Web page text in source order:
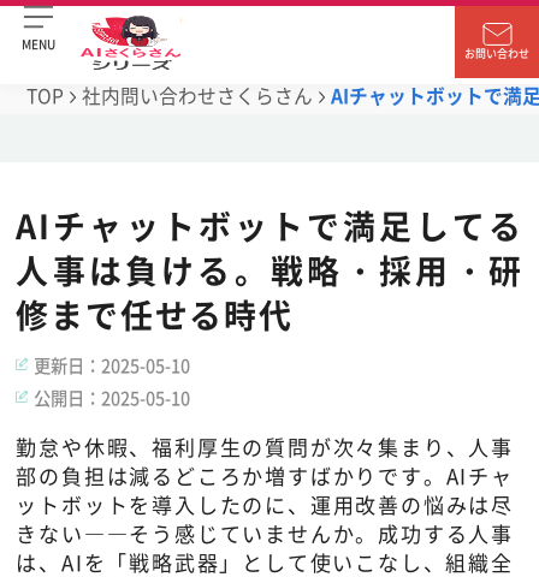
MENU
お問い合わせ
TOP 社内問い合わせさくらさん AIチャットボットで満
AIチャットボットで満足してる
人事は負ける。戦略・採用・研
修まで任せる時代
更新日：2025-05-10
公開日：2025-05-10
勤怠や休暇、福利厚生の質問が次々集まり、人事
部の負担は減るどころか増すばかりです。AIチャ
ットボットを導入したのに、運用改善の悩みは尽
きない――そう感じていませんか。成功する人事
は、AIを「戦略武器」として使いこなし、組織全